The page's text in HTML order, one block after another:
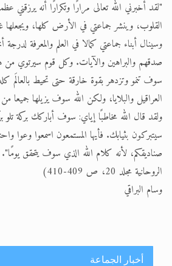
"لقد أخبرني الله تعالى مرارًا وتكرارًا أنه يرزقني
القلوب، وينشر جماعتي في الأرض كلها، ويجعلها
وسينال أبناء جماعتي كمالا في العلم والمعرفة
صدقهم والبراهين والآيات. وكل قوم سيرتوي من
سوف تنمو وتزدهر بقوة خارقة حتى تحيط
العراقيل والبلايا، ولكن الله سوف يزيلها
ولقد قال الله مخاطبًا إياي: سوف أباركك بركة تلو
سيتبركون بثيابك. فأيها المستمعون اسمعوا وعوا
صناديقكم، لأنه كلام الله الذي سوف يتحقق يومًا".
الروحانية مجلد 20، ص 409-410)
وسام البراقي
أخبار الجماعة